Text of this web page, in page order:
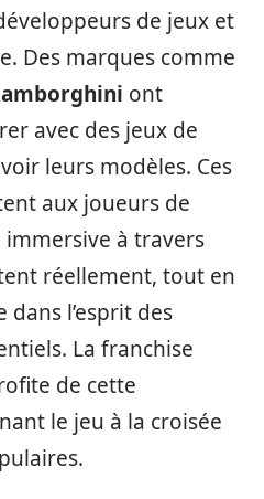
de jeux et
Des marques comme
ont
avec des jeux de
leurs modèles. Ces
aux joueurs de
à travers
réellement, tout en
l’esprit des
La franchise
de cette
le jeu à la croisée